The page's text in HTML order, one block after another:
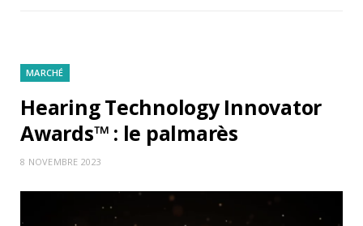
MARCHÉ
Hearing Technology Innovator
Awards™ : le palmarès
8 NOVEMBRE 2023